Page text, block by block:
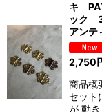
キ
ック
アン
2,750
商品概
セット
が 動